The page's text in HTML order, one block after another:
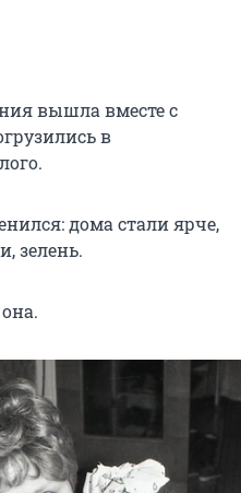
вышла вместе с
в
дома стали ярче,
зелень.